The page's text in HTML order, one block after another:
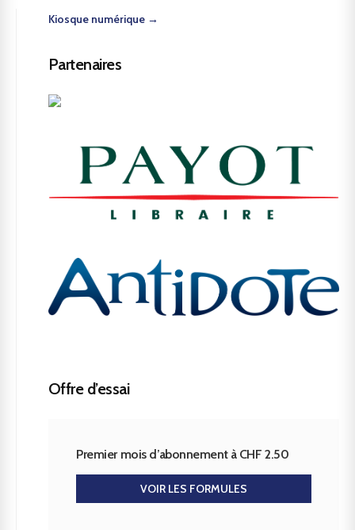
Kiosque numérique →
Partenaires
Offre d’essai
Premier mois d’abonnement à CHF 2.50
VOIR LES FORMULES